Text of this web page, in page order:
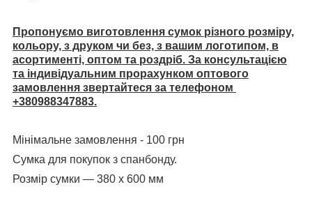
Пропонуємо виготовлення сумок різного розміру,
кольору, з друком чи без, з вашим логотипом, в
асортименті, оптом та роздріб. За консультацією
та індивідуальним прорахунком оптового
замовлення звертайтеся за телефоном
+380988347883.
Мінімальне замовлення - 100 грн
Сумка для покупок з спанбонду.
Розмір сумки — 380 х 600 мм